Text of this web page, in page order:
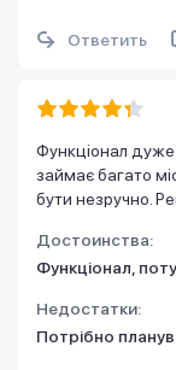
Ответить
Функціонал дуже
займає багато
бути незручно.
Достоинства:
Функціонал,
Недостатки:
Потрібно